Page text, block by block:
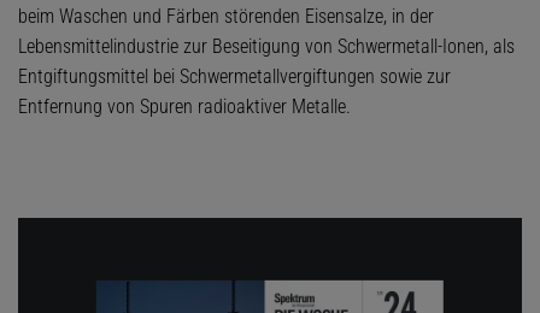
beim Waschen und Färben störenden Eisensalze, in der
Lebensmittelindustrie zur Beseitigung von Schwermetall-Ionen, als
Entgiftungsmittel bei Schwermetallvergiftungen sowie zur
Entfernung von Spuren radioaktiver Metalle.